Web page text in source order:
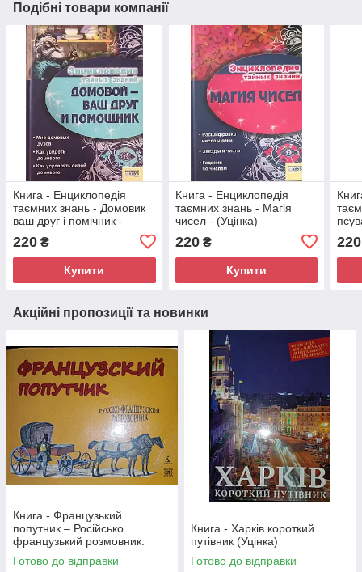
Подібні товари компанії
Книга - Енциклопедія
таємних знань - Домовик
ваш друг і помічник -
220 ₴
Купити
Книга - Енциклопедія
таємних знань - Магія
чисел - (Уцінка)
220₴
Купити
220
Акційні пропозиції та новинки
Книга - Французький
попутник – Російсько
французький розмовник.
(Уцінка)
Готово до відправки
Книга - Харків короткий
путівник (Уцінка)
Готово до відправки